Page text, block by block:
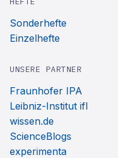
Sonderhefte
Einzelhefte
UNSERE PARTNER
Fraunhofer IPA
Leibniz-Institut ifl
wissen.de
ScienceBlogs
experimenta